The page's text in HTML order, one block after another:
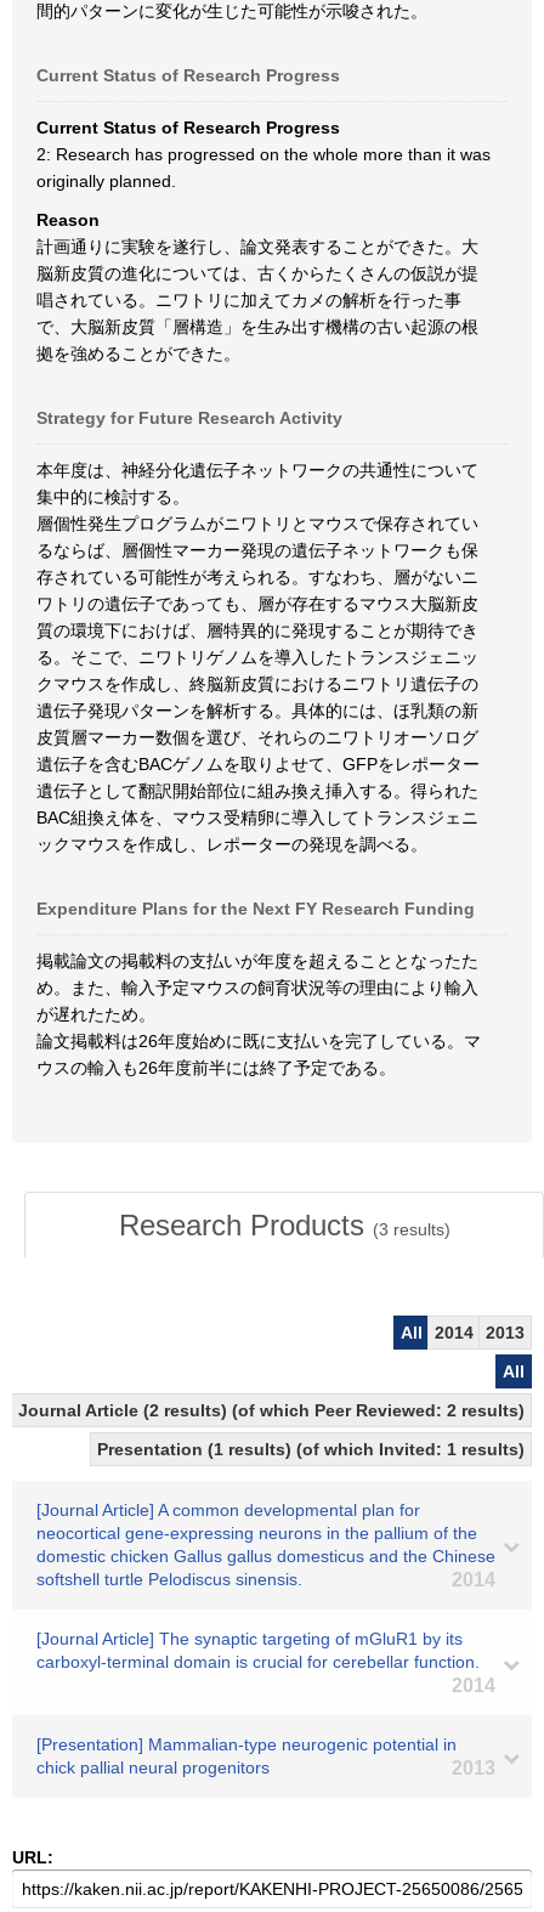
間的パターンに変化が生じた可能性が示唆された。
Current Status of Research Progress
Current Status of Research Progress
2: Research has progressed on the whole more than it was
originally planned.
Reason
計画通りに実験を遂行し、論文発表することができた。大
脳新皮質の進化については、古くからたくさんの仮説が提
唱されている。ニワトリに加えてカメの解析を行った事
で、大脳新皮質「層構造」を生み出す機構の古い起源の根
拠を強めることができた。
Strategy for Future Research Activity
本年度は、神経分化遺伝子ネットワークの共通性について
集中的に検討する。
層個性発生プログラムがニワトリとマウスで保存されてい
るならば、層個性マーカー発現の遺伝子ネットワークも保
存されている可能性が考えられる。すなわち、層がないニ
ワトリの遺伝子であっても、層が存在するマウス大脳新皮
質の環境下におけば、層特異的に発現することが期待でき
る。そこで、ニワトリゲノムを導入したトランスジェニッ
クマウスを作成し、終脳新皮質におけるニワトリ遺伝子の
遺伝子発現パターンを解析する。具体的には、ほ乳類の新
皮質層マーカー数個を選び、それらのニワトリオーソログ
遺伝子を含むBACゲノムを取りよせて、GFPをレポーター
遺伝子として翻訳開始部位に組み換え挿入する。得られた
BAC組換え体を、マウス受精卵に導入してトランスジェニ
ックマウスを作成し、レポーターの発現を調べる。
Expenditure Plans for the Next FY Research Funding
掲載論文の掲載料の支払いが年度を超えることとなったた
め。また、輸入予定マウスの飼育状況等の理由により輸入
が遅れたため。
論文掲載料は26年度始めに既に支払いを完了している。マ
ウスの輸入も26年度前半には終了予定である。
Research Products (3 results)
All 2014
2013
All
Journal Article (2 results) (of which Peer Reviewed: 2 results)
Presentation (1 results) (of which Invited: 1 results)
[Journal Article] A common developmental plan for
neocortical gene-expressing neurons in the pallium of the
domestic chicken Gallus gallus domesticus and the Chinese
softshell turtle Pelodiscus sinensis.
2014
[Journal Article] The synaptic targeting of mGluR1 by its
carboxyl-terminal domain is crucial for cerebellar function.
2014
[Presentation] Mammalian-type neurogenic potential in
chick pallial neural progenitors
2013
URL: